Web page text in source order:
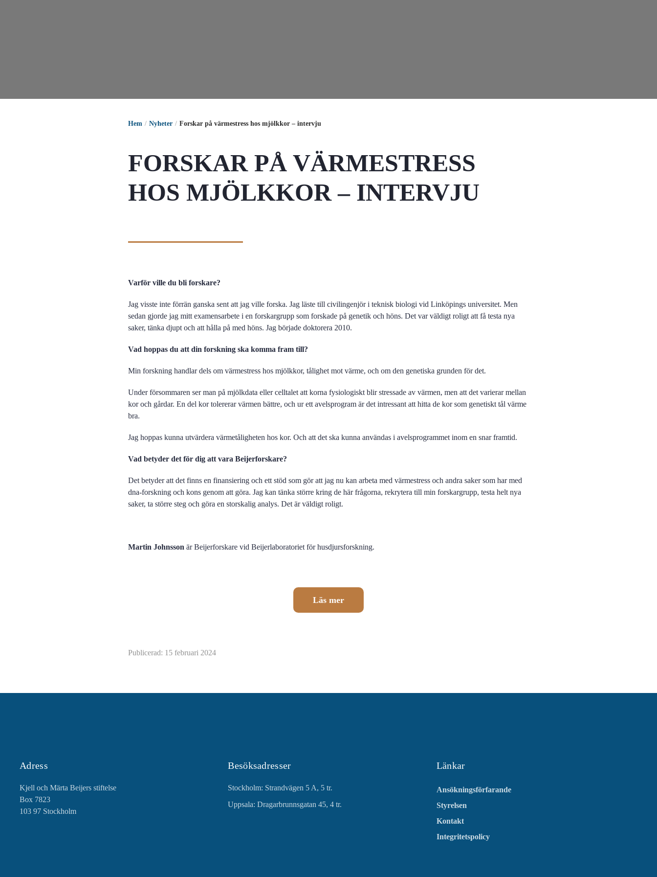
Hem Nyheter Forskar på värmestress hos mjölkkor – intervju
FORSKAR PÅ VÄRMESTRESS
HOS MJÖLKKOR – INTERVJU
Varför ville du bli forskare?
Jag visste inte förrän ganska sent att jag ville forska. Jag läste till civilingenjör i teknisk biologi vid Linköpings universitet. Men
sedan gjorde jag mitt examensarbete i en forskargrupp som forskade på genetik och höns. Det var väldigt roligt att få testa nya
saker, tänka djupt och att hålla på med höns. Jag började doktorera 2010.
Vad hoppas du att din forskning ska komma fram till?
Min forskning handlar dels om värmestress hos mjölkkor, tålighet mot värme, och om den genetiska grunden för det.
Under försommaren ser man på mjölkdata eller celltalet att korna fysiologiskt blir stressade av värmen, men att det varierar mellan
kor och gårdar. En del kor tolererar värmen bättre, och ur ett avelsprogram är det intressant att hitta de kor som genetiskt tål värme
bra.
Jag hoppas kunna utvärdera värmetåligheten hos kor. Och att det ska kunna användas i avelsprogrammet inom en snar framtid.
Vad betyder det för dig att vara Beijerforskare?
Det betyder att det finns en finansiering och ett stöd som gör att jag nu kan arbeta med värmestress och andra saker som har med
dna-forskning och kons genom att göra. Jag kan tänka större kring de här frågorna, rekrytera till min forskargrupp, testa helt nya
saker, ta större steg och göra en storskalig analys. Det är väldigt roligt.
Martin Johnsson är Beijerforskare vid Beijerlaboratoriet för husdjursforskning.
Läs mer
Publicerad: 15 februari 2024
Adress
Kjell och Märta Beijers stiftelse
Box 7823
103 97 Stockholm
Besöksadresser
Stockholm: Strandvägen 5 A, 5 tr.
Uppsala: Dragarbrunnsgatan 45, 4 tr.
Länkar
Ansökningsförfarande
Styrelsen
Kontakt
Integritetspolicy